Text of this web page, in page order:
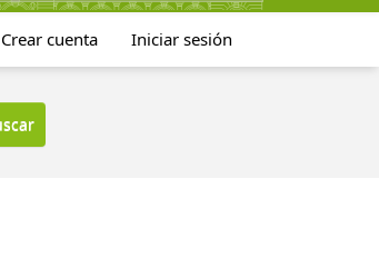
Crear cuenta Iniciar sesión